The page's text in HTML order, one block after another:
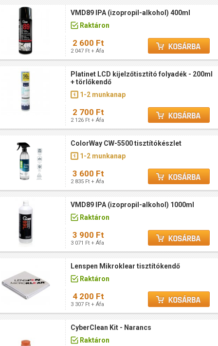
VMD89 IPA (izopropil-alkohol) 400ml
Raktáron
2 600 Ft
2 047 Ft + Áfa
Platinet LCD kijelzőtisztító folyadék - 200ml
+ törlőkendő
1-2 munkanap
2 700 Ft
2 126 Ft + Áfa
ColorWay CW-5500 tisztítókészlet
1-2 munkanap
3 600 Ft
2 835 Ft + Áfa
VMD89 IPA (izopropil-alkohol) 1000ml
Raktáron
3 900 Ft
3 071 Ft + Áfa
Lenspen Mikroklear tisztítókendő
Raktáron
4 200 Ft
3 307 Ft + Áfa
CyberClean Kit - Narancs
Raktáron